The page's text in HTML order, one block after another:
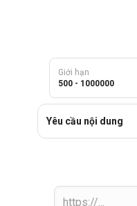
Giới hạn
500 - 1000000
Yêu cầu nội dung